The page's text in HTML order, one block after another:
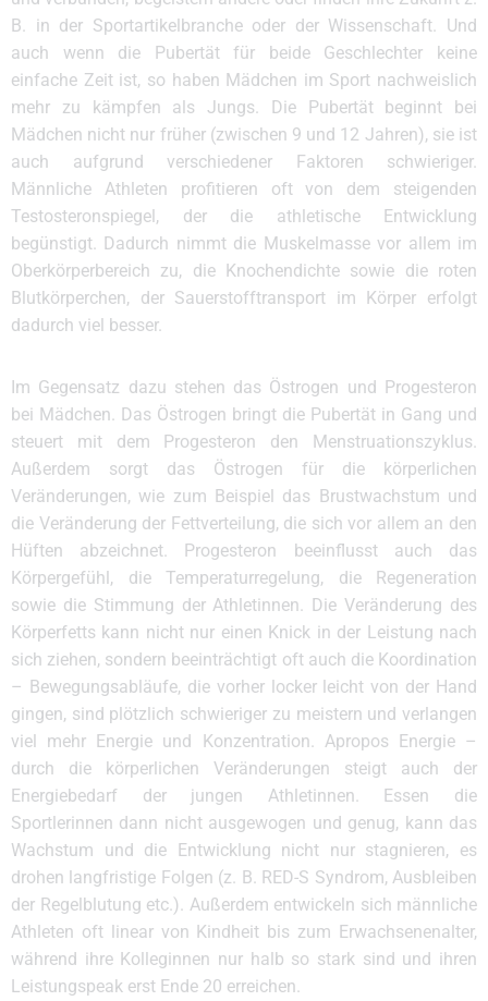
B. in der Sportartikelbranche oder der Wissenschaft. Und
auch wenn die Pubertät für beide Geschlechter keine
einfache Zeit ist, so haben Mädchen im Sport nachweislich
mehr zu kämpfen als Jungs. Die Pubertät beginnt bei
Mädchen nicht nur früher (zwischen 9 und 12 Jahren), sie ist
auch aufgrund verschiedener Faktoren schwieriger.
Männliche Athleten profitieren oft von dem steigenden
Testosteronspiegel, der die athletische Entwicklung
begünstigt. Dadurch nimmt die Muskelmasse vor allem im
Oberkörperbereich zu, die Knochendichte sowie die roten
Blutkörperchen, der Sauerstofftransport im Körper erfolgt
dadurch viel besser.
Im Gegensatz dazu stehen das Östrogen und Progesteron
bei Mädchen. Das Östrogen bringt die Pubertät in Gang und
steuert mit dem Progesteron den Menstruationszyklus.
Außerdem sorgt das Östrogen für die körperlichen
Veränderungen, wie zum Beispiel das Brustwachstum und
die Veränderung der Fettverteilung, die sich vor allem an den
Hüften abzeichnet. Progesteron beeinflusst auch das
Körpergefühl, die Temperaturregelung, die Regeneration
sowie die Stimmung der Athletinnen. Die Veränderung des
Körperfetts kann nicht nur einen Knick in der Leistung nach
sich ziehen, sondern beeinträchtigt oft auch die Koordination
– Bewegungsabläufe, die vorher locker leicht von der Hand
gingen, sind plötzlich schwieriger zu meistern und verlangen
viel mehr Energie und Konzentration. Apropos Energie –
durch die körperlichen Veränderungen steigt auch der
Energiebedarf der jungen Athletinnen. Essen die
Sportlerinnen dann nicht ausgewogen und genug, kann das
Wachstum und die Entwicklung nicht nur stagnieren, es
drohen langfristige Folgen (z. B. RED-S Syndrom, Ausbleiben
der Regelblutung etc.). Außerdem entwickeln sich männliche
Athleten oft linear von Kindheit bis zum Erwachsenenalter,
während ihre Kolleginnen nur halb so stark sind und ihren
Leistungspeak erst Ende 20 erreichen.